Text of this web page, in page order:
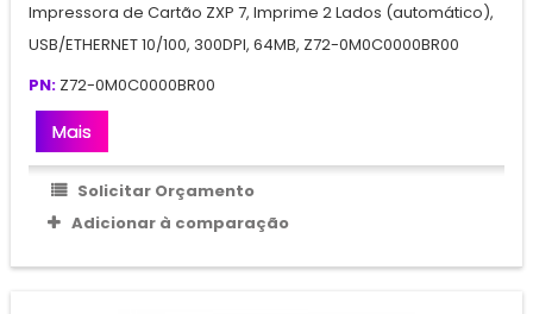
Impressora de Cartão ZXP 7, Imprime 2 Lados (automático),
USB/ETHERNET 10/100, 300DPI, 64MB, Z72-0M0C0000BR00
PN: Z72-0M0C0000BR00
Mais
Solicitar Orçamento
Adicionar à comparação